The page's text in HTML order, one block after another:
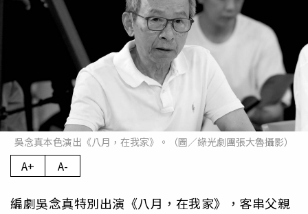
吳念真本色演出《八月，在我家》。（圖／綠光劇團張大魯攝影）
A+ A-
編劇吳念真特別出演《八月，在我家》，客串父親